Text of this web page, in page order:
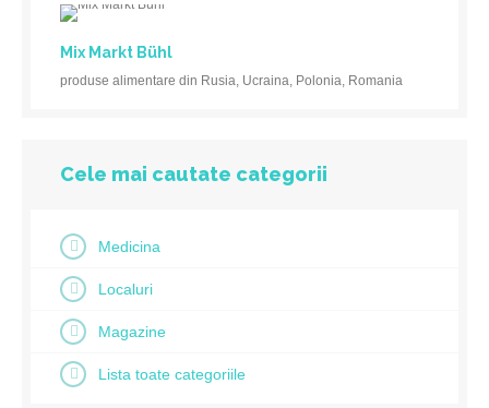
Mix Markt Bühl
produse alimentare din Rusia, Ucraina, Polonia, Romania
Cele mai cautate categorii
Medicina
Localuri
Magazine
Lista toate categoriile